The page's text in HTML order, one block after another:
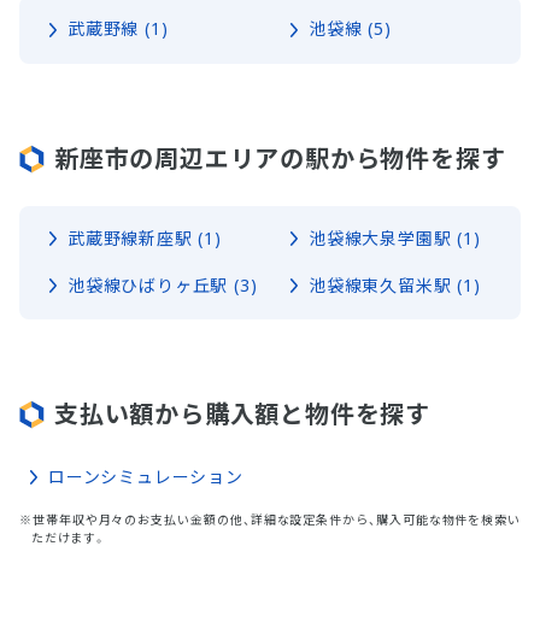
武蔵野線 (1) 池袋線 (5)
新座市の周辺エリアの駅から物件を探す
武蔵野線新座駅 (1) 池袋線大泉学園駅 (1)
池袋線ひばりヶ丘駅 (3) 池袋線東久留米駅 (1)
支払い額から購入額と物件を探す
ローンシミュレーション
※世帯年収や月々のお支払い金額の他、詳細な設定条件から、購入可能な物件を検索い
ただけます。